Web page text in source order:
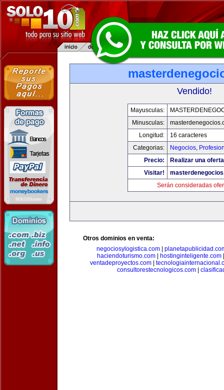
Vendido!
Mayusculas:
Minusculas:
Longitud:
16 caracteres
Categorias:
Negocios,
Precio:
Realizar una
Visitar!
Serán consideradas
Otros dominios en venta:
negociosylogistica.com|
haciendoturismo.com
hostinginteligente.com
ventadeproyectos.com|
consultorestecnologicos.com